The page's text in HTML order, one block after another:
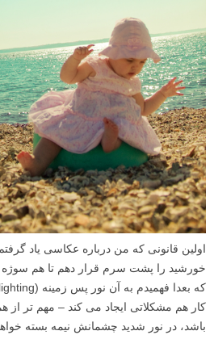
اولین قانونی که من درباره عکاسی یاد
خورشید را پشت سرم قرار دهم تا هم
کار هم مشکلاتی ایجاد می کند – مهم تر از
باشد، در نور شدید چشمانش نیمه بسته